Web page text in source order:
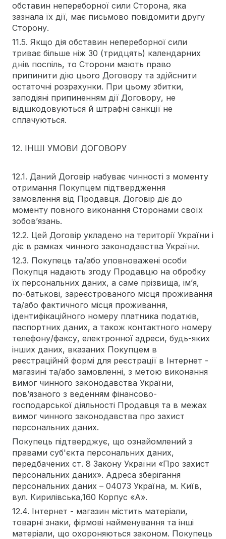
обставин непереборної сили Сторона, яка
зазнала їх дії, має письмово повідомити другу
Сторону.
11.5. Якщо дія обставин непереборної сили
триває більше ніж 30 (тридцять) календарних
днів поспіль, то Сторони мають право
припинити дію цього Договору та здійснити
остаточні розрахунки. При цьому збитки,
заподіяні припиненням дії Договору, не
відшкодовуються й штрафні санкції не
сплачуються.
12. ІНШІ УМОВИ ДОГОВОРУ
12.1. Даний Договір набуває чинності з моменту
отримання Покупцем підтвердження
замовлення від Продавця. Договір діє до
моменту повного виконання Сторонами своїх
зобов’язань.
12.2. Цей Договір укладено на території України і
діє в рамках чинного законодавства України.
12.3. Покупець та/або уповноважені особи
Покупця надають згоду Продавцю на обробку
їх персональних даних, а саме прізвища, ім’я,
по-батькові, зареєстрованого місця проживання
та/або фактичного місця проживання,
ідентифікаційного номеру платника податків,
паспортних даних, а також контактного номеру
телефону/факсу, електронної адреси, будь-яких
інших даних, вказаних Покупцем в
реєстраційній формі для реєстрації в Інтернет -
магазині та/або замовленні, з метою виконання
вимог чинного законодавства України,
пов’язаного з веденням фінансово-
господарської діяльності Продавця та в межах
вимог чинного законодавства про захист
персональних даних.
Покупець підтверджує, що ознайомлений з
правами суб'єкта персональних даних,
передбачених ст. 8 Закону України «Про захист
персональних даних». Адреса зберігання
персональних даних – 04073 Україна, м. Київ,
вул. Кирилівська,160 Корпус «А».
12.4. Інтернет - магазин містить матеріали,
товарні знаки, фірмові найменування та інші
матеріали, що охороняються законом. Покупець